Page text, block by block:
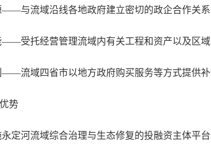
流域沿线各地政府建立密切的政企合作关系
托经营管理流域内有关工程和资产以及区域
域四省市以地方政府购买服务等方式提供补
势
河流域综合治理与生态修复的投融资主体平台